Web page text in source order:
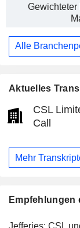
Aktuelles
CSL
Call
Mehr
Empfehlungen
Gewichteter
Alle